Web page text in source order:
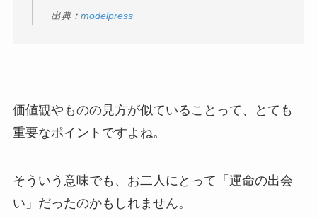
出典： modelpress
価値観やものの見方が似ていることって、とても
重要なポイントですよね。
そういう意味でも、お二人にとって「運命の出会
い」だったのかもしれません。